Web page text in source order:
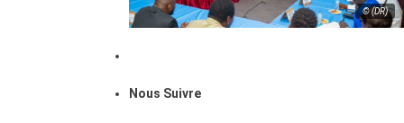
© (DR)
Nous Suivre